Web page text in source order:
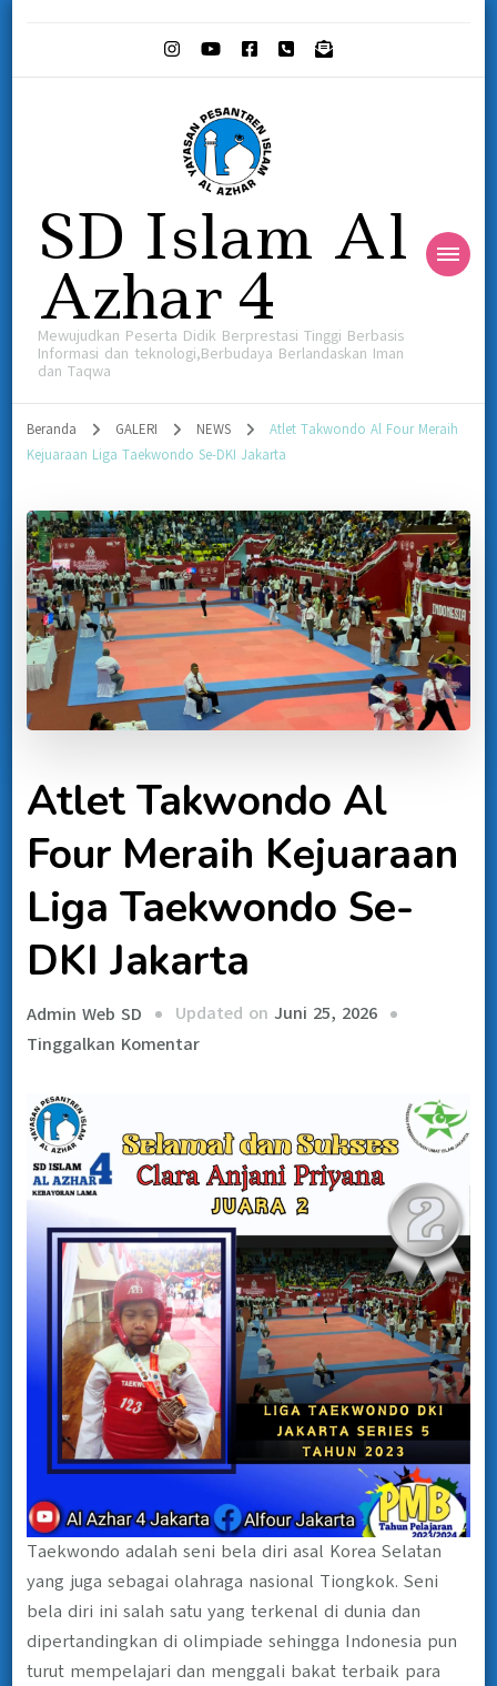
SD Islam Al
Azhar 4
Mewujudkan Peserta Didik Berprestasi Tinggi Berbasis
Informasi dan teknologi,Berbudaya Berlandaskan Iman
dan Taqwa
Beranda GALERI NEWS
Atlet Takwondo Al Four Meraih
Kejuaraan Liga Taekwondo Se-DKI Jakarta
Atlet Takwondo Al
Four Meraih Kejuaraan
Liga Taekwondo Se-
DKI Jakarta
Admin Web SD Updated on Juni 25, 2026
Tinggalkan Komentar
Taekwondo adalah seni bela diri asal Korea Selatan
yang juga sebagai olahraga nasional Tiongkok. Seni
bela diri ini salah satu yang terkenal di dunia dan
dipertandingkan di olimpiade sehingga Indonesia pun
turut mempelajari dan menggali bakat terbaik para